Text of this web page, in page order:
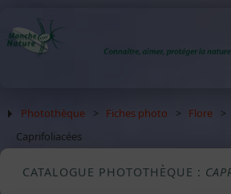
Photothèque > Fiches photo > Flore >
Caprifoliacées
CATALOGUE PHOTOTHÈQUE :